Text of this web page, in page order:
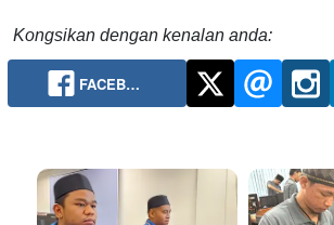
Kongsikan dengan kenalan anda:
FACEB…